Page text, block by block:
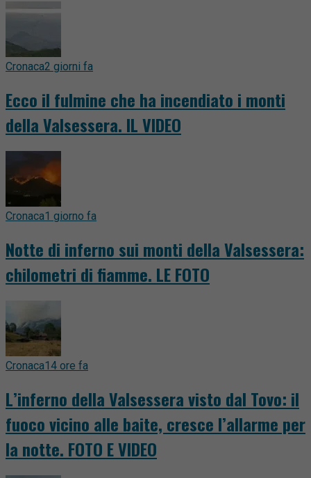
Cronaca2 giorni fa
Ecco il fulmine che ha incendiato i monti
della Valsessera. IL VIDEO
Cronaca1 giorno fa
Notte di inferno sui monti della Valsessera:
chilometri di fiamme. LE FOTO
Cronaca14 ore fa
L’inferno della Valsessera visto dal Tovo: il
fuoco vicino alle baite, cresce l’allarme per
la notte. FOTO E VIDEO